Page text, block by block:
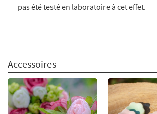
pas été testé en laboratoire à cet effet.
Accessoires